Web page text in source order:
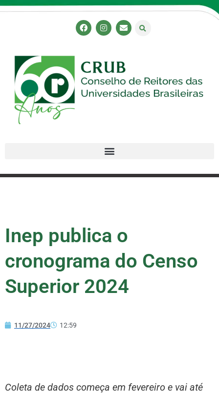
Inep publica o
cronograma do Censo
Superior 2024
11/27/2024 12:59
Coleta de dados começa em fevereiro e vai até